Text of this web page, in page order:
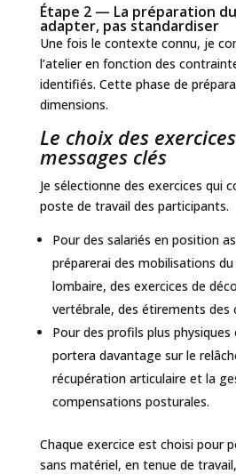
Étape 2 — La préparation
adapter, pas standardiser
Une fois le contexte connu, je
l’atelier en fonction des
identifiés. Cette phase de
dimensions.
Le choix des
messages clés
Je sélectionne des exercices qui
poste de travail des participants.
Pour des salariés en position
préparerai des mobilisations
lombaire, des exercices de
vertébrale, des étirements des
Pour des profils plus physiques
portera davantage sur le
récupération articulaire et la
compensations posturales.
Chaque exercice est choisi pour
sans matériel, en tenue de